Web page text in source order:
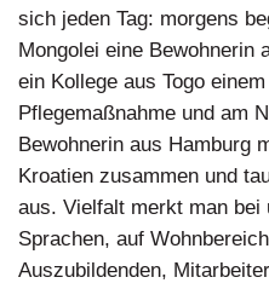
sich jeden Tag: morgens
Mongolei eine Bewohnerin
ein Kollege aus Togo
Pflegemaßnahme und am
Bewohnerin aus Hamburg
Kroatien zusammen und
aus. Vielfalt merkt man bei
Sprachen, auf
Auszubildenden,